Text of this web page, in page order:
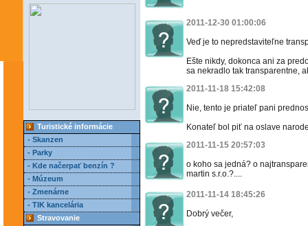
Turistické informácie
- Skanzen
- Parky
- Kde načerpať benzín ?
- Múzeum
- Zmenárne
- TIK kancelária
Stravovanie
2011-12-30 01:00:06
Veď je to nepredstaviteľne
Ešte nikdy, dokonca ani za
sa nekradlo tak transparentne,
2011-11-18 15:42:08
Nie, tento je priateľ pani
Konateľ bol piť na oslave
2011-11-15 20:57:03
o koho sa jedná? o
martin s.r.o.?....
2011-11-14 18:45:26
Dobrý večer,